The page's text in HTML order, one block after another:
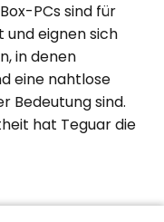
PCs sind für
eignen sich
in denen
eine nahtlose
Bedeutung sind.
hat Teguar die